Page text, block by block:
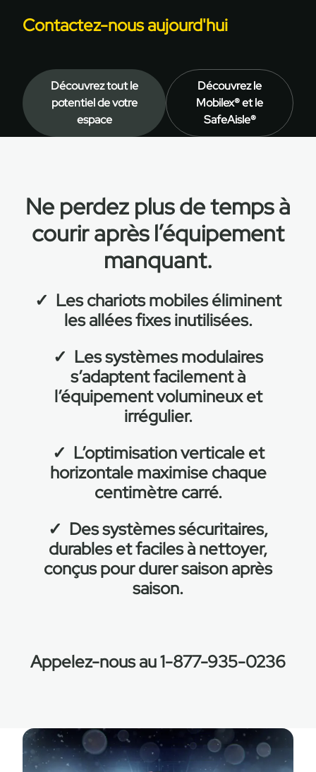
Contactez-nous aujourd'hui
Découvrez tout le
potentiel de votre
espace
Découvrez le
Mobilex® et le
SafeAisle®
Ne perdez plus de temps à
courir après l’équipement
manquant.
✓ Les chariots mobiles éliminent
les allées fixes inutilisées.
✓ Les systèmes modulaires
s’adaptent facilement à
l’équipement volumineux et
irrégulier.
✓ L’optimisation verticale et
horizontale maximise chaque
centimètre carré.
✓ Des systèmes sécuritaires,
durables et faciles à nettoyer,
conçus pour durer saison après
saison.
Appelez-nous au1-877-935-0236